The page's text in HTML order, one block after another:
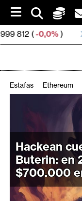
i
p
t
o
) XRP1,03 ( -
i
p
t
o
M
e
Estafas Ethereum
Hackean
Buterin: en
$700.000